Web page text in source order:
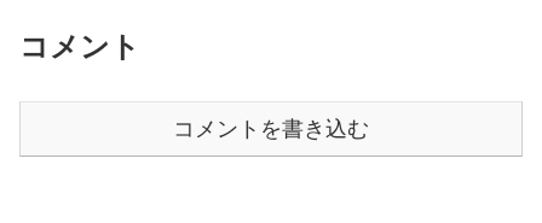
コメント
コメントを書き込む